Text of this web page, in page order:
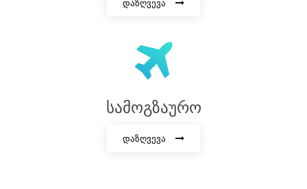
დაზღვევა
სამოგზაურო
დაზღვევა